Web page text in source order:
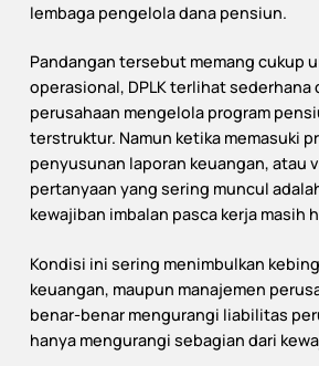
lembaga pengelola dana pensiun.
Pandangan tersebut memang cukup
operasional, DPLK terlihat sederhana
perusahaan mengelola program
terstruktur. Namun ketika memasuki
penyusunan laporan keuangan, atau
pertanyaan yang sering muncul
kewajiban imbalan pasca kerja masih
Kondisi ini sering menimbulkan
keuangan, maupun manajemen
benar-benar mengurangi liabilitas
hanya mengurangi sebagian dari